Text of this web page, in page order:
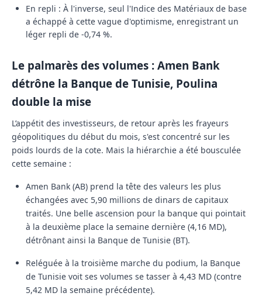
En repli : À l'inverse, seul l'Indice des Matériaux de base
a échappé à cette vague d'optimisme, enregistrant un
léger repli de -0,74 %.
Le palmarès des volumes : Amen Bank
détrône la Banque de Tunisie, Poulina
double la mise
L’appétit des investisseurs, de retour après les frayeurs
géopolitiques du début du mois, s'est concentré sur les
poids lourds de la cote. Mais la hiérarchie a été bousculée
cette semaine :
Amen Bank (AB) prend la tête des valeurs les plus
échangées avec 5,90 millions de dinars de capitaux
traités. Une belle ascension pour la banque qui pointait
à la deuxième place la semaine dernière (4,16 MD),
détrônant ainsi la Banque de Tunisie (BT).
Reléguée à la troisième marche du podium, la Banque
de Tunisie voit ses volumes se tasser à 4,43 MD (contre
5,42 MD la semaine précédente).